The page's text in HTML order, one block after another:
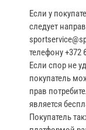
Если у
следует
телефону +372
Если спор не
покупатель
прав
является
Покупатель